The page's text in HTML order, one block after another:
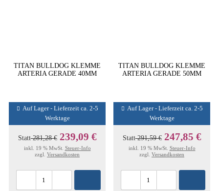
TITAN BULLDOG KLEMME
ARTERIA GERADE 40MM
Auf Lager - Lieferzeit ca. 2-5
Werktage
Statt281,28 € 239,09 €
inkl. 19 % MwSt. Steuer-Info
zzgl. Versandkosten
TITAN BULLDOG KLEMME
ARTERIA GERADE 50MM
Auf Lager - Lieferzeit ca. 2-5
Werktage
Statt291,59 € 247,85 €
inkl. 19 % MwSt. Steuer-Info
zzgl. Versandkosten